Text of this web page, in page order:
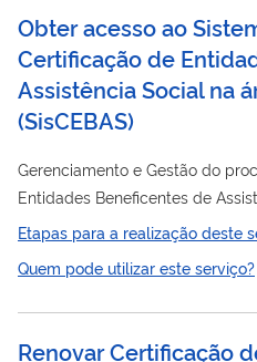
Obter acesso ao
Certificação de
Assistência Social na
(SisCEBAS)
Gerenciamento e Gestão do
Entidades Beneficentes de
saúde, Processo de supervisão
como beneficentes de
Fortalecimento das Entidades
Saúde (PROSUS) .
Etapas para a realização deste
Quem pode utilizar este serviço?
Renovar Certificação